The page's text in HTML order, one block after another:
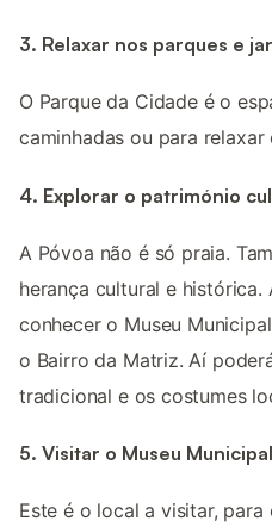
3. Relaxar nos parques e
O Parque da Cidade é o
caminhadas ou para
4. Explorar o património
A Póvoa não é só praia.
herança cultural e histórica.
conhecer o Museu
o Bairro da Matriz. Aí
tradicional e os costumes
5. Visitar o Museu
Este é o local a visitar,